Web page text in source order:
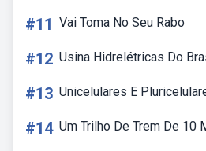
#11 Vai Toma No Seu Rabo
#12 Usina Hidrelétricas Do
#13 Unicelulares E
#14 Um Trilho De Trem De 10